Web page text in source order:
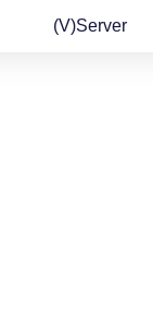
(v)Server